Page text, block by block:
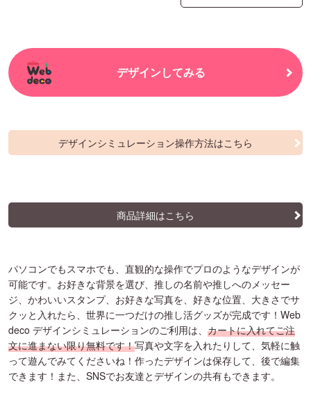
デザインしてみる
デザインシミュレーション操作方法はこちら
商品詳細はこちら
パソコンでもスマホでも、直観的な操作でプロのようなデザインが
可能です。お好きな背景を選び、推しの名前や推しへのメッセー
ジ、かわいいスタンプ、お好きな写真を、好きな位置、大きさでサ
クッと入れたら、世界に一つだけの推し活グッズが完成です！Web
deco デザインシミュレーションのご利用は、 カートに入れてご注
文に進まない限り無料です！写真や文字を入れたりして、気軽に触
って遊んでみてくださいね！作ったデザインは保存して、後で編集
できます！また、SNSでお友達とデザインの共有もできます。